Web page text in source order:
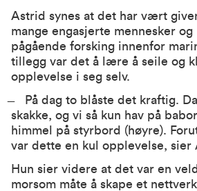
Astrid synes at det har vært
mange engasjerte mennesker
pågående forsking innenfor
tillegg var det å lære å seile og
opplevelse i seg selv.
På dag to blåste det kraftig.
skakke, og vi så kun hav på
himmel på styrbord (høyre).
var dette en kul opplevelse, sier
Hun sier videre at det var en
morsom måte å skape et